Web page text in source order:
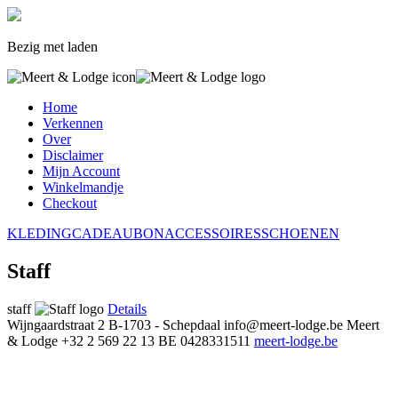
Bezig met laden
Home
Verkennen
Over
Disclaimer
Mijn Account
Winkelmandje
Checkout
KLEDINGCADEAUBONACCESSOIRESSCHOENEN
Staff
staff
Details
Wijngaardstraat 2 B-1703 - Schepdaal info@meert-lodge.be Meert
& Lodge +32 2 569 22 13 BE 0428331511 meert-lodge.be